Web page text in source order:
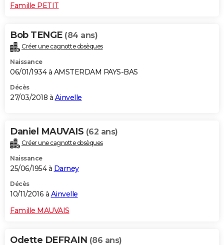
Famille PETIT
Bob TENGE (84 ans)
Créer une cagnotte obsèques
Naissance
06/01/1934 à AMSTERDAM PAYS-BAS
Décès
27/03/2018 à Ainvelle
Daniel MAUVAIS (62 ans)
Créer une cagnotte obsèques
Naissance
25/06/1954 à Darney
Décès
10/11/2016 à Ainvelle
Famille MAUVAIS
Odette DEFRAIN (86 ans)